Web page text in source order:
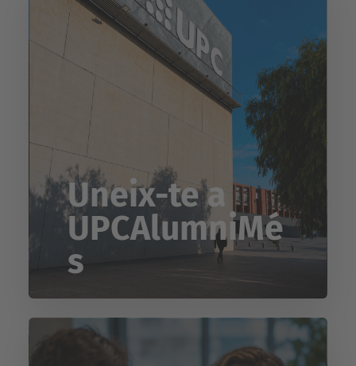
Uneix-te a
UPCAlumniMé
s